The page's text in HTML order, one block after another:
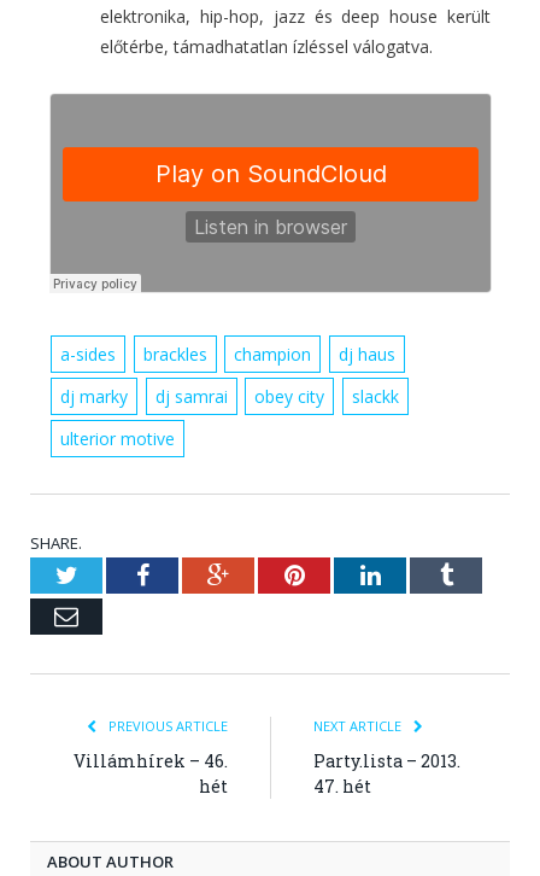
elektronika, hip-hop, jazz és deep house került
előtérbe, támadhatatlan ízléssel válogatva.
a-sides brackles champion
dj haus
dj marky
dj samrai obey city
slackk
ulterior motive
SHARE.
TwitterFacebookGoogle+PinterestLinkedInTumblr
Email
PREVIOUS ARTICLE
Villámhírek – 46.
hét
NEXT ARTICLE
Party.lista – 2013.
47. hét
ABOUT AUTHOR